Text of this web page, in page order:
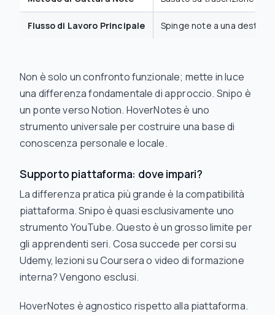
Flusso di Lavoro Principale Spinge note a una
Non è solo un confronto funzionale; mette in luce
una differenza fondamentale di approccio. Snipo è
un ponte verso Notion. HoverNotes è uno
strumento universale per costruire una base di
conoscenza personale e locale.
Supporto piattaforma: dove impari?
La differenza pratica più grande è la compatibilità
piattaforma. Snipo è quasi esclusivamente uno
strumento YouTube. Questo è un grosso limite per
gli apprendenti seri. Cosa succede per corsi su
Udemy, lezioni su Coursera o video di formazione
interna? Vengono esclusi.
HoverNotes è agnostico rispetto alla piattaforma.